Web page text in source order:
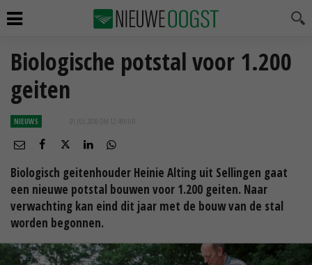
Biologische potstal voor 1.200
geiten
NIEUWS 01 JUL 2016 OM 12:49
Biologisch geitenhouder Heinie Alting uit Sellingen gaat
een nieuwe potstal bouwen voor 1.200 geiten. Naar
verwachting kan eind dit jaar met de bouw van de stal
worden begonnen.